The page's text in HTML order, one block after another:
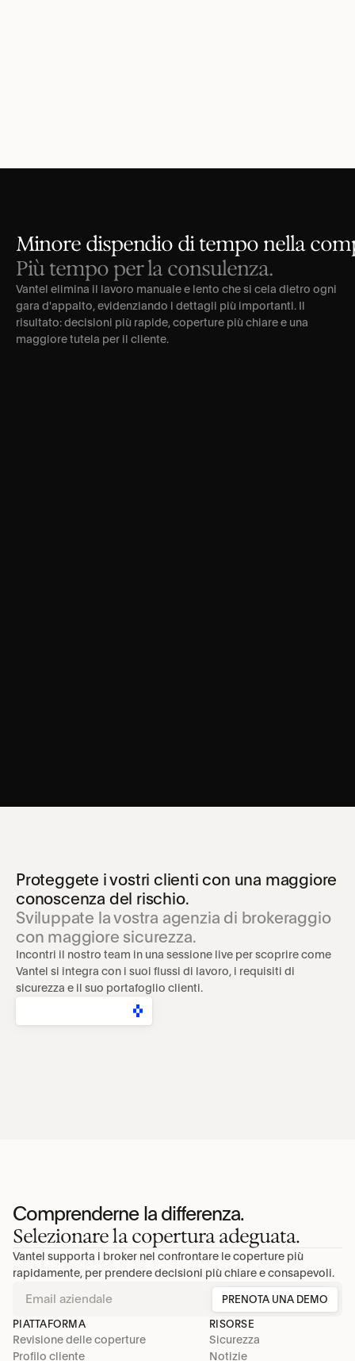
Minore dispendio di tempo nella
Più tempo per la consulenza.
Vantel elimina il lavoro manuale e lento che si cela dietro ogni
gara d'appalto, evidenziando i dettagli più importanti. Il
risultato: decisioni più rapide, coperture più chiare e una
maggiore tutela per il cliente.
Proteggete i vostri clienti con una maggiore
conoscenza del rischio.
Sviluppate la vostra agenzia di brokeraggio
con maggiore sicurezza.
Incontri il nostro team in una sessione live per scoprire come
Vantel si integra con i suoi flussi di lavoro, i requisiti di
sicurezza e il suo portafoglio clienti.
Comprenderne la differenza.
Selezionare la copertura adeguata.
Vantel supporta i broker nel confrontare le coperture più
rapidamente, per prendere decisioni più chiare e consapevoli.
PRENOTA UNA DEMO
PIATTAFORMA
Revisione delle coperture
Profilo cliente
RISORSE
Sicurezza
Notizie